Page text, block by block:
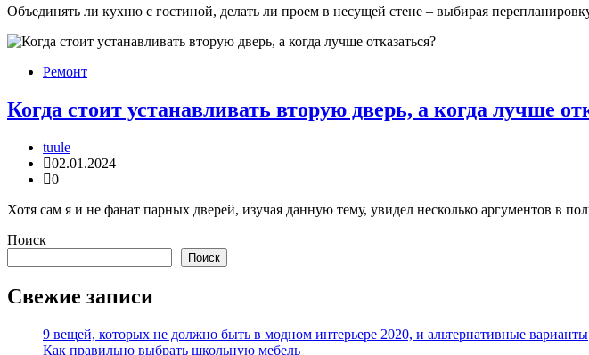
Объединять ли кухню с гостиной, делать ли проем в несущей стене – выбирая
Ремонт
Когда стоит устанавливать вторую дверь, а когда лучше
tuule
02.01.2024
0
Хотя сам я и не фанат парных дверей, изучая данную тему, увидел несколько аргументов в
Поиск
Поиск
Свежие записи
9 вещей, которых не должно быть в модном интерьере 2020, и альтернативные варианты
Как правильно выбрать школьную мебель